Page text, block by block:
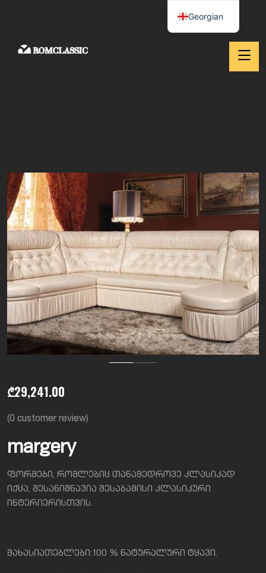
₾29,241.00
(0 customer review)
margery
ფორმები, რომლებიც თანამედროვე კლასიკად
იქცა, შესანიშნავია შესაბამისი კლასიკური
ინტერიერისთვის.
მახასიათებლები:100 % ნატურალური ტყავი.
Georgian